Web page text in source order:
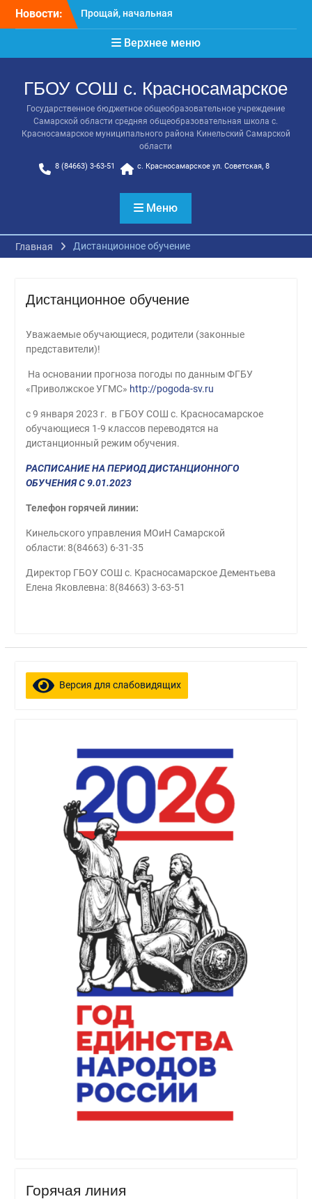
Новости:
Прощай, начальная
школа!
Расписание консультаций
выпускников 9 класса
Последний звонок
Онлайн-урок от Академии
ТОП «Ребёнок не прошёл
на бюджет. Как получить
господдержку и
бюджет»
Верхнее меню
ГБОУ СОШ с. Красносамарское
Государственное бюджетное общеобразовательное учреждение
Самарской области средняя общеобразовательная школа с.
Красносамарское муниципального района Кинельский Самарской
области
8 (84663) 3-63-51 с. Красносамарское ул. Советская, 8
Меню
Главная Дистанционное обучение
Дистанционное обучение
Уважаемые обучающиеся, родители (законные
представители)!
На основании прогноза погоды по данным ФГБУ
«Приволжское УГМС» http://pogoda-sv.ru
с 9 января 2023 г. в ГБОУ СОШ с. Красносамарское
обучающиеся 1-9 классов переводятся на
дистанционный режим обучения.
РАСПИСАНИЕ НА ПЕРИОД ДИСТАНЦИОННОГО
ОБУЧЕНИЯ С 9.01.2023
Телефон горячей линии:
Кинельского управления МОиН Самарской
области: 8(84663) 6-31-35
Директор ГБОУ СОШ с. Красносамарское Дементьева
Елена Яковлевна: 8(84663) 3-63-51
Версия для слабовидящих
Горячая линия